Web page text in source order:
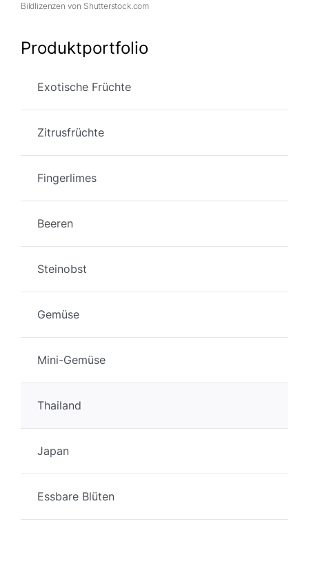
Bildlizenzen von Shutterstock.com
Produktportfolio
Exotische Früchte
Zitrusfrüchte
Fingerlimes
Beeren
Steinobst
Gemüse
Mini-Gemüse
Thailand
Japan
Essbare Blüten